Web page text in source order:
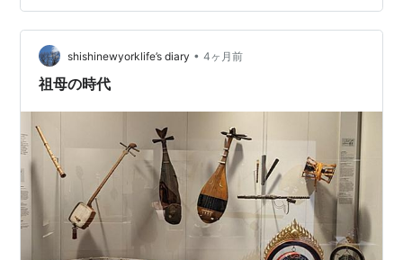
シャンとして、これは笑い話じゃない。 今のアナログ・
モデリングが何をやっているか、少し説明させてくれ。
真空管の熱雑音、ヴィンテージ回路の電気信号の振る舞
い。それらは極めて精緻な数式に置き換え…
shishinewyorklife’s diary • 4ヶ月前
祖母の時代